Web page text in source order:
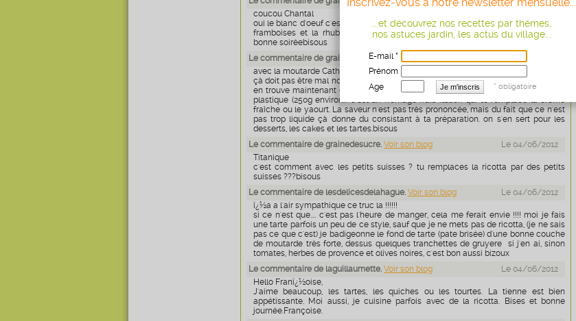
coucou Chantal
oui le blanc d'oeuf c'est génial aussi pour les tartes à fruits comme les cerises, les
framboises et la rhubarbe qui rejettent beaucoup de jus. merci pour ta visite
bonne soiréebisous
Le commentaire de grainedesucre.Voir son blog
Le 04/06/2012
avec la moutarde Catherine
çà doit pas être mal non plus ! genre piquant naturel ... je vais essayer. la ricotta on
en trouve maintenant dans les grandes surfaces. C'est un pot avec un couvercle
plastique (250g environ). C'est un fromage frais italien qui te remplace la crème
fraîche ou le yaourt. La saveur n'est pas très prononcée, mais du fait que ce n'est
pas trop liquide çà donne du consistant à ta préparation. on s'en sert pour les
desserts, les cakes et les tartes.bisous
Le commentaire de grainedesucre. Voir son blog
Le 04/06/2012
Titanique
c'est comment avec les petits suisses ? tu remplaces la ricotta par des petits
suisses ???bisous
Le commentaire de lesdelicesdelahague. Voir son blog
Le 04/06/2012
ï¿½a a l'air sympathique ce truc la !!!!!!
si ce n'est que.... c'est pas l'heure de manger, cela me ferait envie !!!! moi je fais
une tarte parfois un peu de ce style, sauf que je ne mets pas de ricotta, (je ne sais
pas ce que c'est) je badigeonne le fond de tarte (pate brisée) d'une bonne couche
de moutarde très forte, dessus quelques tranchettes de gruyere si j'en ai, sinon
tomates, herbes de provence et olives noires, c'est bon aussi bizoux
Le commentaire de laguillaumette. Voir son blog
Le 04/06/2012
Hello Franï¿½oise,
J'aime beaucoup, les tartes, les quiches ou les tourtes. La tienne est bien
appétissante. Moi aussi, je cuisine parfois avec de la ricotta. Bises et bonne
journée.Françoise.
...et découvrez nos recettes par thèmes,
nos astuces jardin, les actus du village...
E-mail *
Prénom
Age
* obligatoire